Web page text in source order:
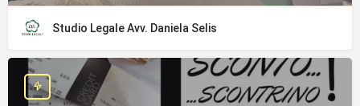
Studio Legale Avv. Daniela Selis